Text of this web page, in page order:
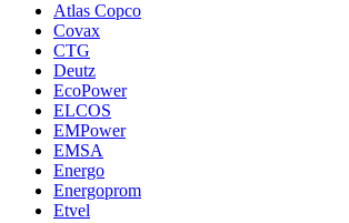
Atlas Copco
Covax
CTG
Deutz
EcoPower
ELCOS
EMPower
EMSA
Energo
Energoprom
Etvel